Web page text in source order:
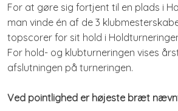
For at gøre sig fortjent til en plads i
man vinde én af de 3
topscorer for sit hold i
For hold- og klubturneringen vises
afslutningen på turneringen.​
Ved pointlighed er højeste bræt